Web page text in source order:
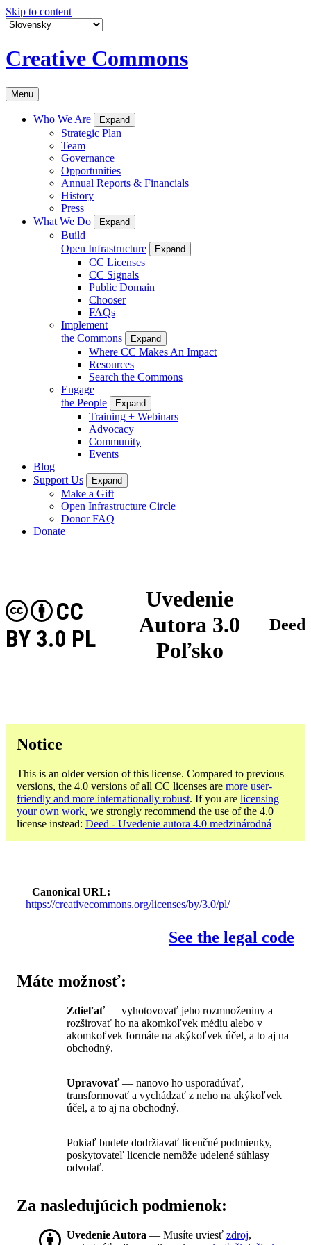
Skip to content
Creative Commons
Menu
Who We Are Expand
Strategic Plan
Team
Governance
Opportunities
Annual Reports & Financials
History
Press
What We Do
Expand
Build
Open Infrastructure
Expand
CC Licenses
CC Signals
Public Domain
Chooser
FAQs
Implement
the Commons
Expand
Where CC Makes An Impact
Resources
Search the Commons
Engage
the People
Expand
Training + Webinars
Advocacy
Community
Events
Blog
Support Us
Expand
Make a Gift
Open Infrastructure Circle
Donor FAQ
Donate
Uvedenie
Autora 3.0
Poľsko
CC
BY 3.0 PL
Deed
Notice
This is an older version of this license. Compared to previous
versions, the 4.0 versions of all CC licenses are more user-
friendly and more internationally robust. If you are licensing
your own work, we strongly recommend the use of the 4.0
license instead: Deed - Uvedenie autora 4.0 medzinárodná
Canonical URL
https://creativecommons.org/licenses/by/3.0/pl/
See the legal code
Máte možnosť:
Zdieľať— vyhotovovať jeho rozmnoženiny a
rozširovať ho na akomkoľvek médiu alebo v
akomkoľvek formáte na akýkoľvek účel, a to aj na
obchodný.
Upravovať— nanovo ho usporadúvať,
transformovať a vychádzať z neho na akýkoľvek
účel, a to aj na obchodný.
Pokiaľ budete dodržiavať licenčné podmienky,
poskytovateľ licencie nemôže udelené súhlasy
odvolať.
Za nasledujúcich podmienok:
Uvedenie Autora — Musíte uviesť zdroj,